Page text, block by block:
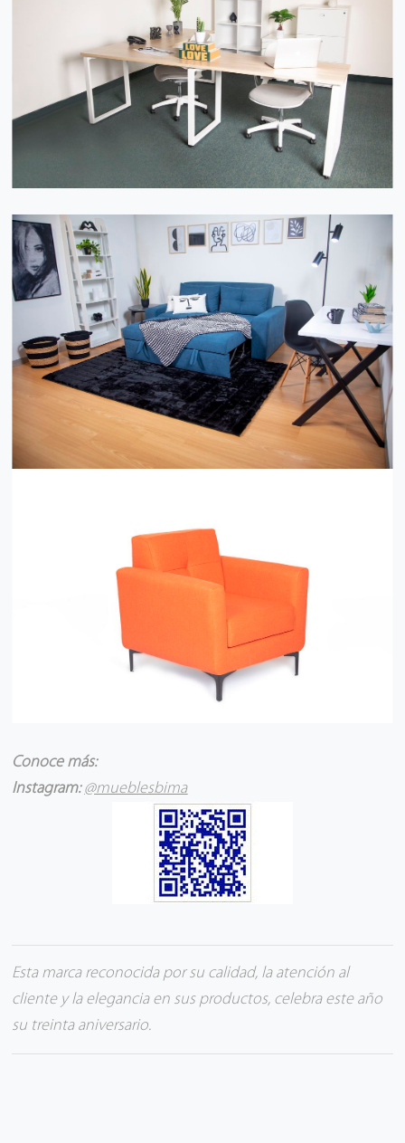
Conoce más:
Instagram:@mueblesbima
Esta marca reconocida por su calidad, la atención al
cliente y la elegancia en sus productos, celebra este año
su treinta aniversario.